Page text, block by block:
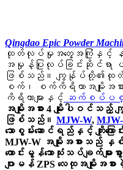
Qingdao Epic Powder
ထုတ်လုပ်မှုအတွေ့အကြုံနှင့် နည်
အမှုန့်ပြုလုပ်ခြင်းဆိုင်ရ
ဖြစ်သည်။ ကျွန်ုပ်တို့၏ထုတ်
စက်၊ စက်ကိရိယာအမျိုးအစာ
ကိရိယာများနှင့်
ဆက်စပ်ပစ္စ
အမျိုးအစား 4 မျိုးပါဝ
ဖြစ်သည်။ MJW-W,
သောစွမ်းဆောင်ရည်နှင့် ကျိုးကြော
MJW-W အမျိုးအစားသည် နှစ်
ကောင်းမွန်သောသုံးသပ်ချက်မ
ဂျာမန် ZPS လေထုအမျိုး